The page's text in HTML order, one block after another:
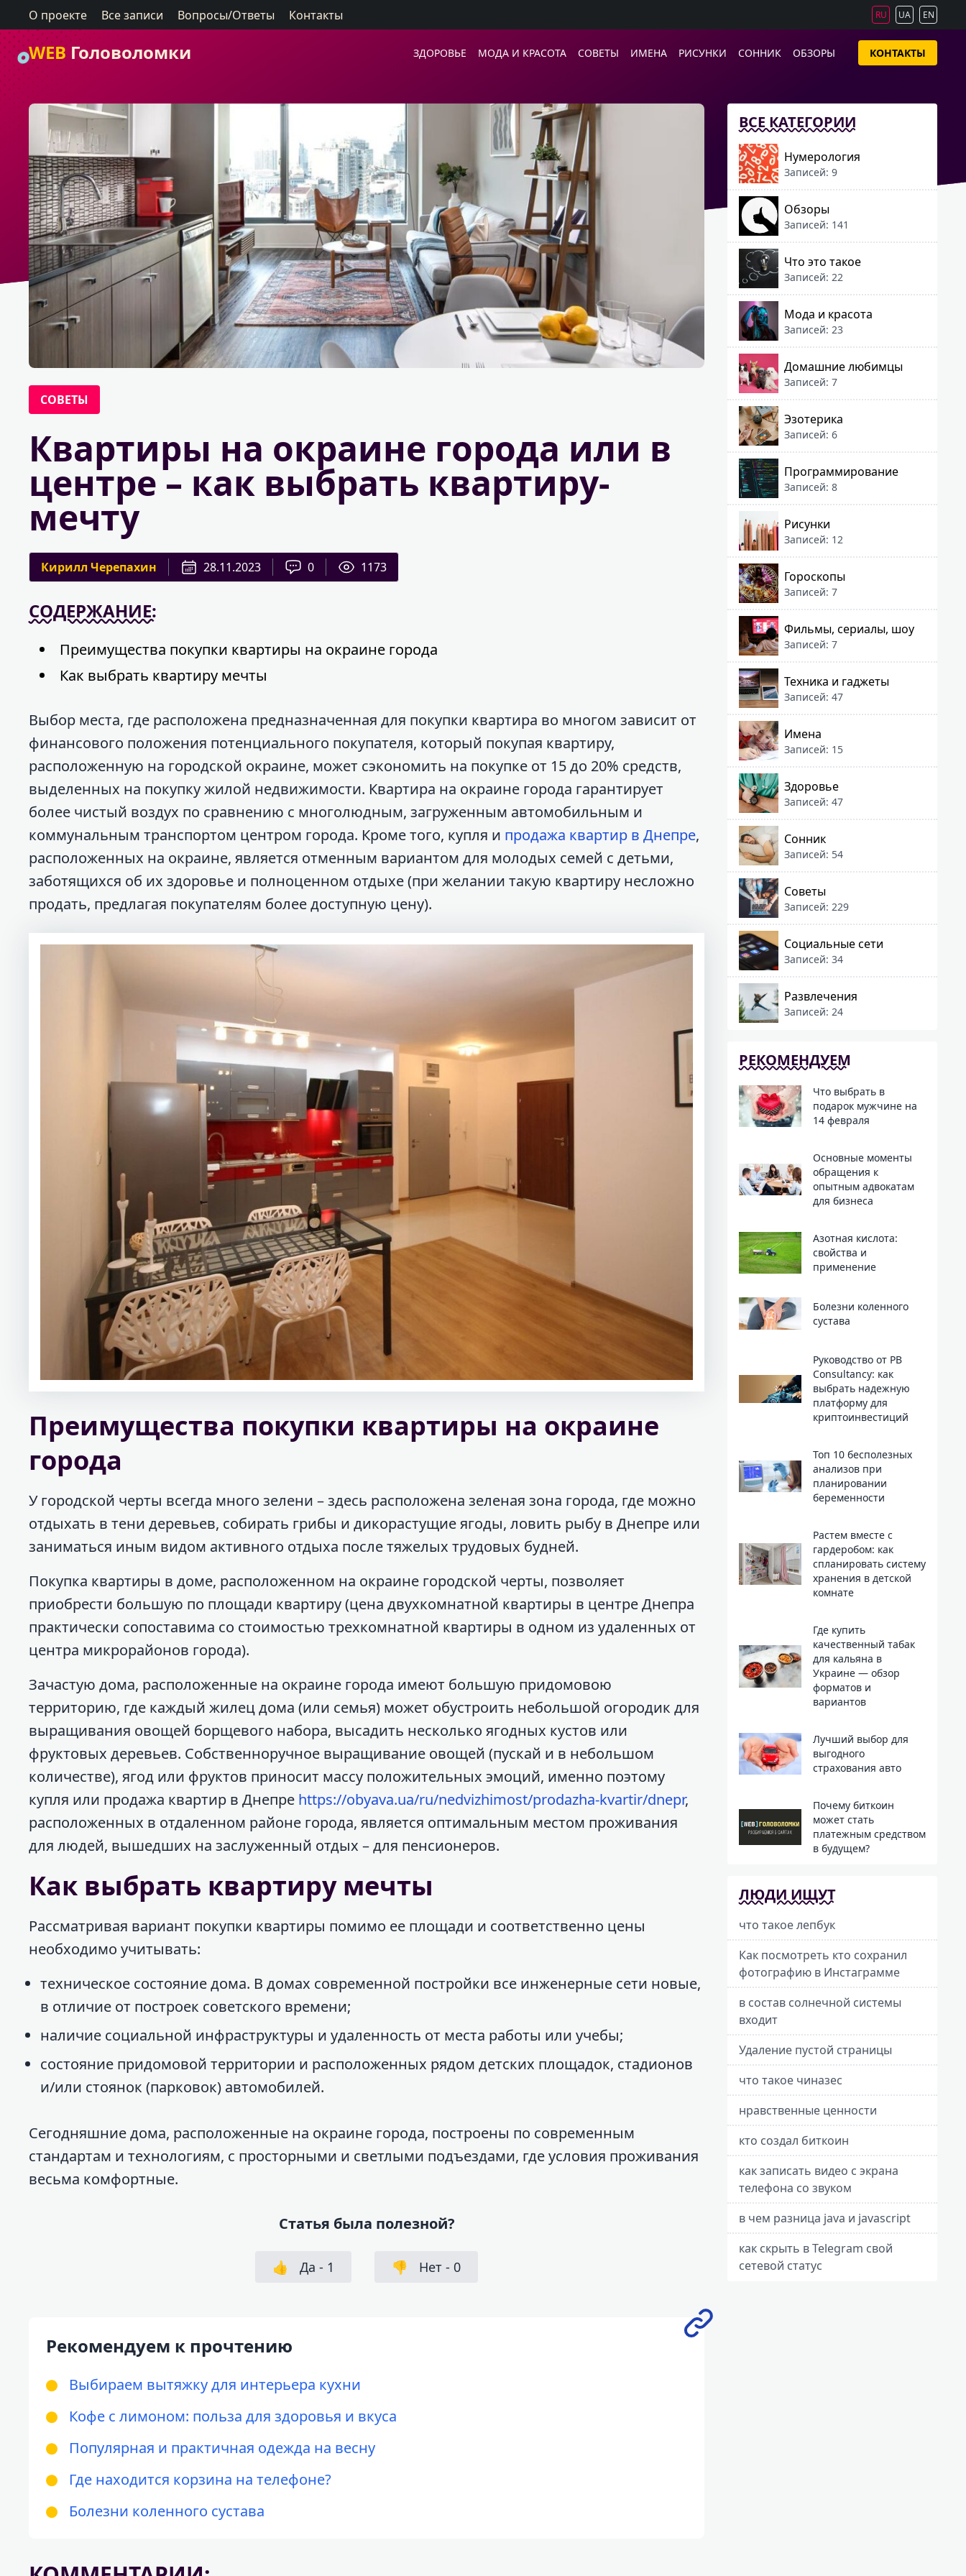
О проекте Все записи Вопросы/Ответы Контакты RU UA EN
WEB Головоломки ЗДОРОВЬЕ МОДА И КРАСОТА СОВЕТЫ ИМЕНА РИСУНКИ СОННИК ОБЗОРЫ КОНТАКТЫ
СОВЕТЫ
Квартиры на окраине города или в
центре – как выбрать квартиру-
мечту
Кирилл Черепахин 28.11.2023 0 1173
СОДЕРЖАНИЕ:
Преимущества покупки квартиры на окраине города
Как выбрать квартиру мечты
Выбор места, где расположена предназначенная для покупки квартира во многом зависит от
финансового положения потенциального покупателя, который покупая квартиру,
расположенную на городской окраине, может сэкономить на покупке от 15 до 20% средств,
выделенных на покупку жилой недвижимости. Квартира на окраине города гарантирует
более чистый воздух по сравнению с многолюдным, загруженным автомобильным и
коммунальным транспортом центром города. Кроме того, купля и продажа квартир в Днепре,
расположенных на окраине, является отменным вариантом для молодых семей с детьми,
заботящихся об их здоровье и полноценном отдыхе (при желании такую квартиру несложно
продать, предлагая покупателям более доступную цену).
Преимущества покупки квартиры на окраине
города
У городской черты всегда много зелени – здесь расположена зеленая зона города, где можно
отдыхать в тени деревьев, собирать грибы и дикорастущие ягоды, ловить рыбу в Днепре или
заниматься иным видом активного отдыха после тяжелых трудовых будней.
Покупка квартиры в доме, расположенном на окраине городской черты, позволяет
приобрести большую по площади квартиру (цена двухкомнатной квартиры в центре Днепра
практически сопоставима со стоимостью трехкомнатной квартиры в одном из удаленных от
центра микрорайонов города).
Зачастую дома, расположенные на окраине города имеют большую придомовою
территорию, где каждый жилец дома (или семья) может обустроить небольшой огородик для
выращивания овощей борщевого набора, высадить несколько ягодных кустов или
фруктовых деревьев. Собственноручное выращивание овощей (пускай и в небольшом
количестве), ягод или фруктов приносит массу положительных эмоций, именно поэтому
купля или продажа квартир в Днепре https://obyava.ua/ru/nedvizhimost/prodazha-kvartir/dnepr,
расположенных в отдаленном районе города, является оптимальным местом проживания
для людей, вышедших на заслуженный отдых – для пенсионеров.
Как выбрать квартиру мечты
Рассматривая вариант покупки квартиры помимо ее площади и соответственно цены
необходимо учитывать:
техническое состояние дома. В домах современной постройки все инженерные сети новые,
в отличие от построек советского времени;
наличие социальной инфраструктуры и удаленность от места работы или учебы;
состояние придомовой территории и расположенных рядом детских площадок, стадионов
и/или стоянок (парковок) автомобилей.
Сегодняшние дома, расположенные на окраине города, построены по современным
стандартам и технологиям, с просторными и светлыми подъездами, где условия проживания
весьма комфортные.
Статья была полезной?
👍 Да - 1 👎 Нет - 0
Рекомендуем к прочтению
Выбираем вытяжку для интерьера кухни
Кофе с лимоном: польза для здоровья и вкуса
Популярная и практичная одежда на весну
Где находится корзина на телефоне?
Болезни коленного сустава
ВСЕ КАТЕГОРИИ
Нумерология
Записей: 9
Обзоры
Записей: 141
Что это такое
Записей: 22
Мода и красота
Записей: 23
Домашние любимцы
Записей: 7
Эзотерика
Записей: 6
Программирование
Записей: 8
Рисунки
Записей: 12
Гороскопы
Записей: 7
Фильмы, сериалы, шоу
Записей: 7
Техника и гаджеты
Записей: 47
Имена
Записей: 15
Здоровье
Записей: 47
Сонник
Записей: 54
Советы
Записей: 229
Социальные сети
Записей: 34
Развлечения
Записей: 24
РЕКОМЕНДУЕМ
Что выбрать в
подарок мужчине на
14 февраля
Основные моменты
обращения к
опытным адвокатам
для бизнеса
Азотная кислота:
свойства и
применение
Болезни коленного
сустава
Руководство от PB
Consultancy: как
выбрать надежную
платформу для
криптоинвестиций
Топ 10 бесполезных
анализов при
планировании
беременности
Растем вместе с
гардеробом: как
спланировать систему
хранения в детской
комнате
Где купить
качественный табак
для кальяна в
Украине — обзор
форматов и
вариантов
Лучший выбор для
выгодного
страхования авто
Почему биткоин
может стать
платежным средством
в будущем?
ЛЮДИ ИЩУТ
что такое лепбук
Как посмотреть кто сохранил
фотографию в Инстаграмме
в состав солнечной системы
входит
Удаление пустой страницы
что такое чиназес
нравственные ценности
кто создал биткоин
как записать видео с экрана
телефона со звуком
в чем разница java и javascript
как скрыть в Telegram свой
сетевой статус